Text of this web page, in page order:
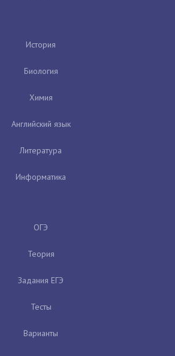
История
Биология
Химия
Английский язык
Литература
Информатика
ОГЭ
Теория
Задания ЕГЭ
Тесты
Варианты